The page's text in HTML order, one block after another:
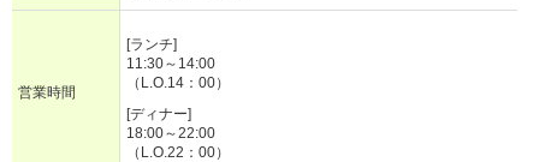
営業時間
[ランチ]
11:30～14:00
（L.O.14：00）
[ディナー]
18:00～22:00
（L.O.22：00）